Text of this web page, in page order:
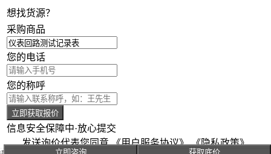
想找货源？
采购商品
您的电话
您的称呼
立即获取报价
信息安全保障中·放心提交
发送询价代表您同意《用户服务协议》《隐私政策》
页